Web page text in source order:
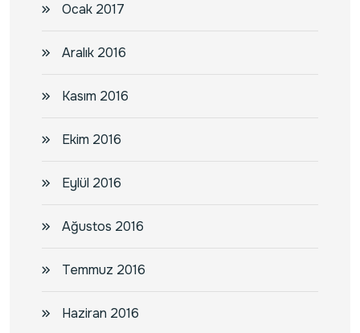
Ocak 2017
Aralık 2016
Kasım 2016
Ekim 2016
Eylül 2016
Ağustos 2016
Temmuz 2016
Haziran 2016